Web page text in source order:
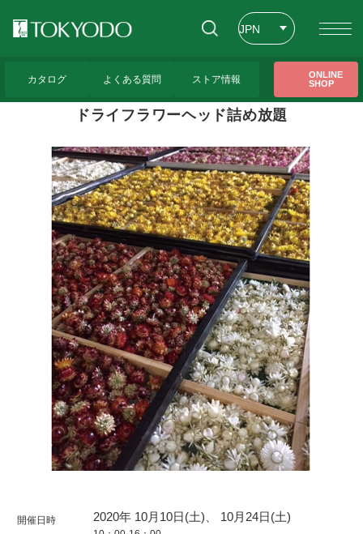
JPN
カタログ よくある質問 ストア情報
ONLINE
SHOP
ドライフラワーヘッド詰め放題
ドライフラワーヘッド詰め放題
開催日時 2020年 10月 10日(土)、 10月 24日(土)